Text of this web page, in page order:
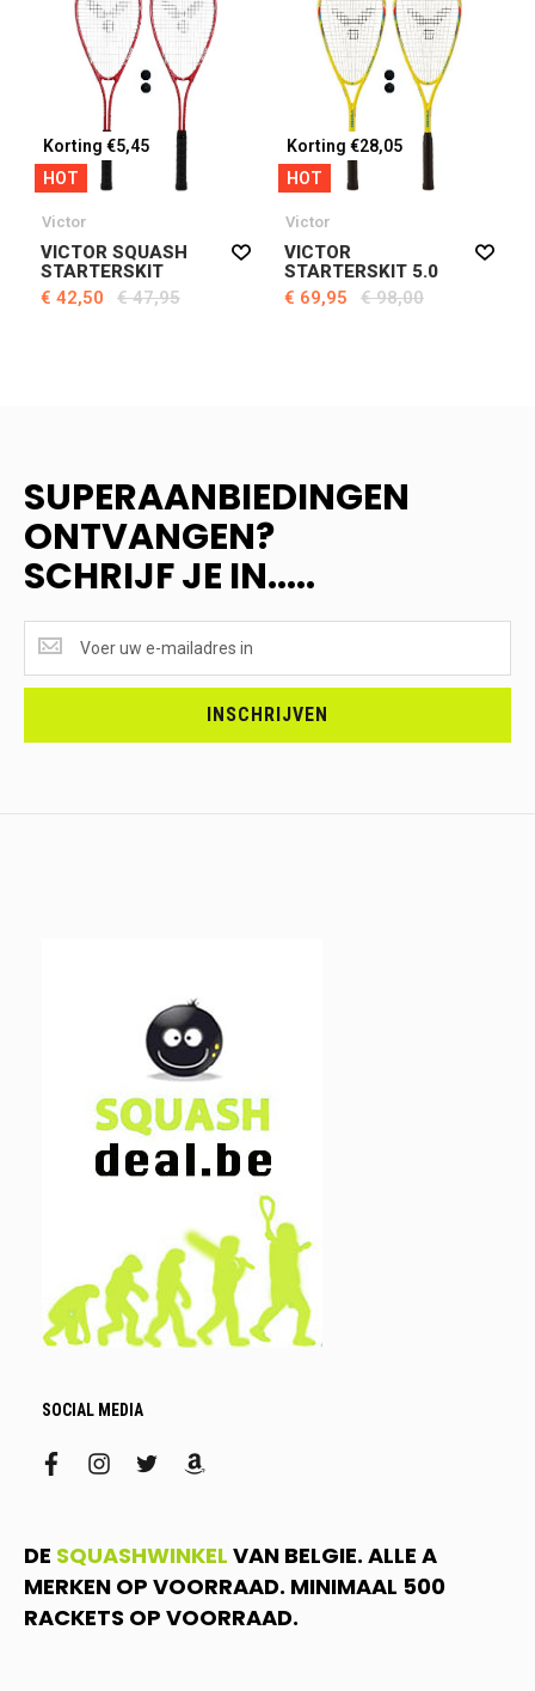
Korting €5,45
HOT
Victor
VICTOR SQUASH
STARTERSKIT
€ 42,50
€ 47,95
Korting €28,05
HOT
Victor
VICTOR
STARTERSKIT 5.0
€ 69,95
€ 98,00
SUPERAANBIEDINGEN
ONTVANGEN?
SCHRIJF JE IN.....
ONTVANGEN?
<br>SCHRIJF
INSCHRIJVEN
SOCIAL MEDIA
facebookinstagram
twitteramazon
DE SQUASHWINKEL VAN BELGIE. ALLE A
MERKEN OP VOORRAAD. MINIMAAL 500
RACKETS OP VOORRAAD.